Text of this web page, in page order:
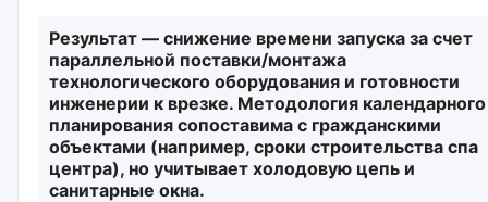
Результат — снижение времени запуска за счет
параллельной поставки/монтажа
технологического оборудования и готовности
инженерии к врезке. Методология календарного
планирования сопоставима с гражданскими
объектами (например, сроки строительства спа
центра), но учитывает холодовую цепь и
санитарные окна.